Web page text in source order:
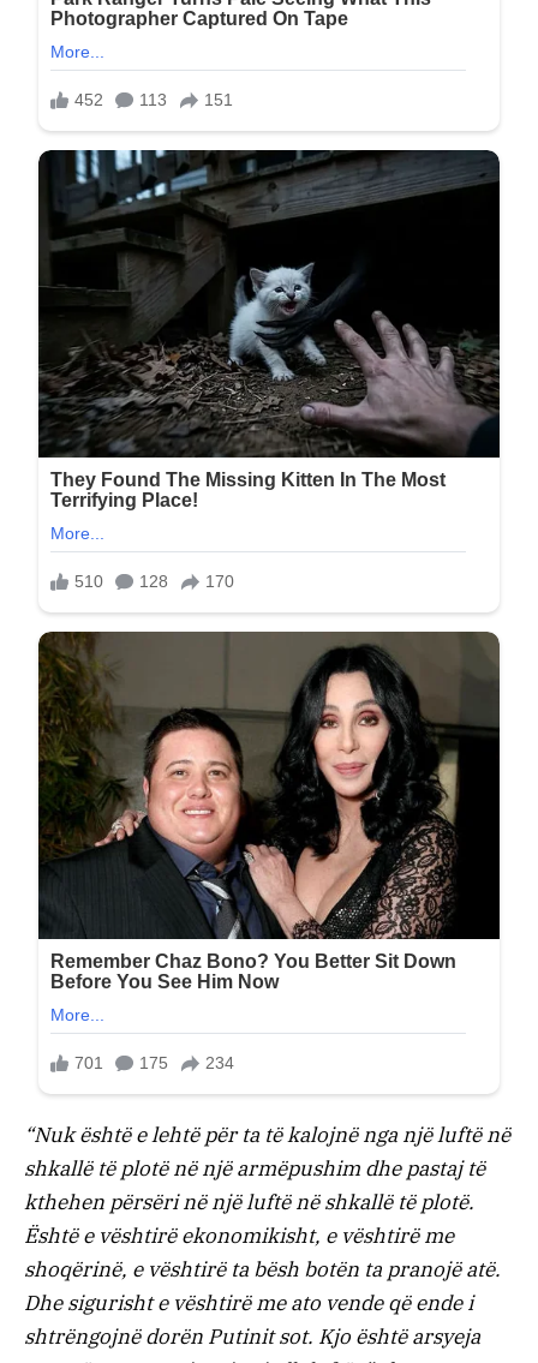
“Nuk është e lehtë për ta të kalojnë nga një luftë në
shkallë të plotë në një armëpushim dhe pastaj të
kthehen përsëri në një luftë në shkallë të plotë.
Është e vështirë ekonomikisht, e vështirë me
shoqërinë, e vështirë ta bësh botën ta pranojë atë.
Dhe sigurisht e vështirë me ato vende që ende i
shtrëngojnë dorën Putinit sot. Kjo është arsyeja